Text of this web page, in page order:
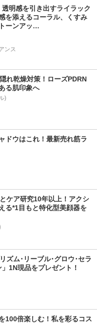
明感を引き出すライラック
を添えるコーラル、くすみ
ーンアッ…
ンス
乾燥対策！ローズPDRN
る肌印象へ
)
ドウはこれ！最新売れ筋ラ
ケア研究10年以上！アクシ
る*1目もと特化型美顔器を
ズム･リーブル･グロウ･セラ
100倍楽しむ！私を彩るコス